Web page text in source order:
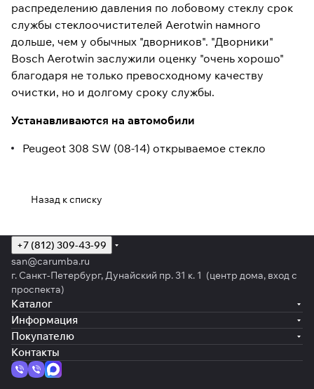
распределению давления по лобовому стеклу срок
службы стеклоочистителей Aerotwin намного
дольше, чем у обычных "дворников". "Дворники"
Bosch Aerotwin заслужили оценку "очень хорошо"
благодаря не только превосходному качеству
очистки, но и долгому сроку службы.
Устанавливаются на автомобили
Peugeot 308 SW (08-14) открываемое стекло
Назад к списку
+7 (812) 309-43-99
san@carumba.ru
г. Санкт-Петербург, Дунайский пр. 31 к. 1 (центр дома, вход с
проспекта)
Каталог
Информация
Покупателю
Контакты